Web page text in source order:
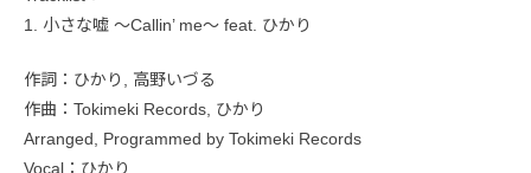
1. 小さな嘘 ～Callin’ me～ feat. ひかり
作詞：ひかり, 高野いづる
作曲：Tokimeki Records, ひかり
Arranged, Programmed by Tokimeki Records
Vocal：ひかり